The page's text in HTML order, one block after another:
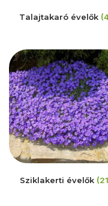
Talajtakaró évelők
Sziklakerti évelők